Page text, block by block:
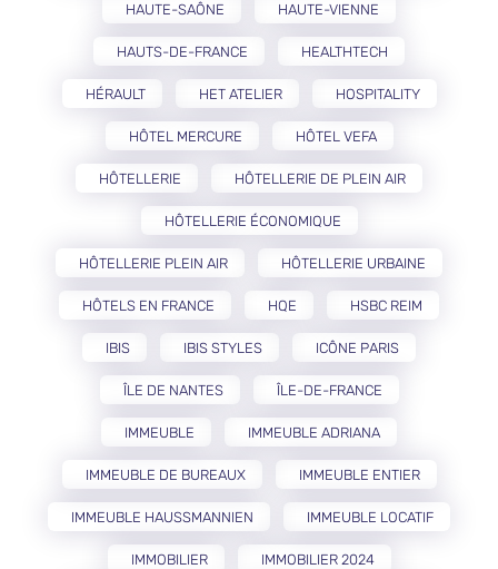
HAUTE-SAÔNE HAUTE-VIENNE
HAUTS-DE-FRANCE HEALTHTECH
HÉRAULT HET ATELIER HOSPITALITY
HÔTEL MERCURE HÔTEL VEFA
HÔTELLERIE HÔTELLERIE DE PLEIN AIR
HÔTELLERIE ÉCONOMIQUE
HÔTELLERIE PLEIN AIR HÔTELLERIE URBAINE
HÔTELS EN FRANCE HQE HSBC REIM
IBIS IBIS STYLES ICÔNE PARIS
ÎLE DE NANTES ÎLE-DE-FRANCE
IMMEUBLE IMMEUBLE ADRIANA
IMMEUBLE DE BUREAUX IMMEUBLE ENTIER
IMMEUBLE HAUSSMANNIEN IMMEUBLE LOCATIF
IMMOBILIER IMMOBILIER 2024